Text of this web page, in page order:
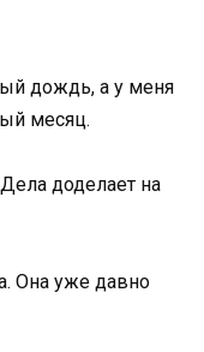
дождь, а у меня
месяц.
доделает на
Она уже давно